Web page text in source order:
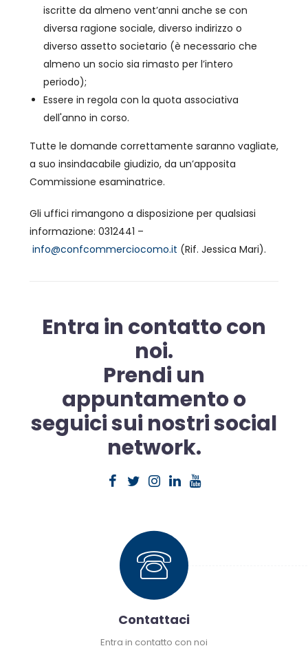
iscritte da almeno vent’anni anche se con
diversa ragione sociale, diverso indirizzo o
diverso assetto societario (è necessario che
almeno un socio sia rimasto per l’intero
periodo);
Essere in regola con la quota associativa
dell'anno in corso.
Tutte le domande correttamente saranno vagliate,
a suo insindacabile giudizio, da un’apposita
Commissione esaminatrice.
Gli uffici rimangono a disposizione per qualsiasi
informazione: 0312441 –
info@confcommerciocomo.it (Rif. Jessica Mari).
Entra in contatto con
noi.
Prendi un
appuntamento o
seguici sui nostri social
network.
Contattaci
Entra in contatto con noi